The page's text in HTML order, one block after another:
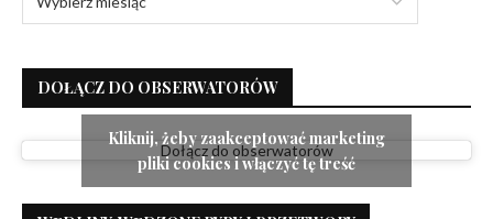
DOŁĄCZ DO OBSERWATORÓW
Dołącz do obserwatorów
Kliknij, żeby zaakceptować marketing
pliki cookies i włączyć tę treść